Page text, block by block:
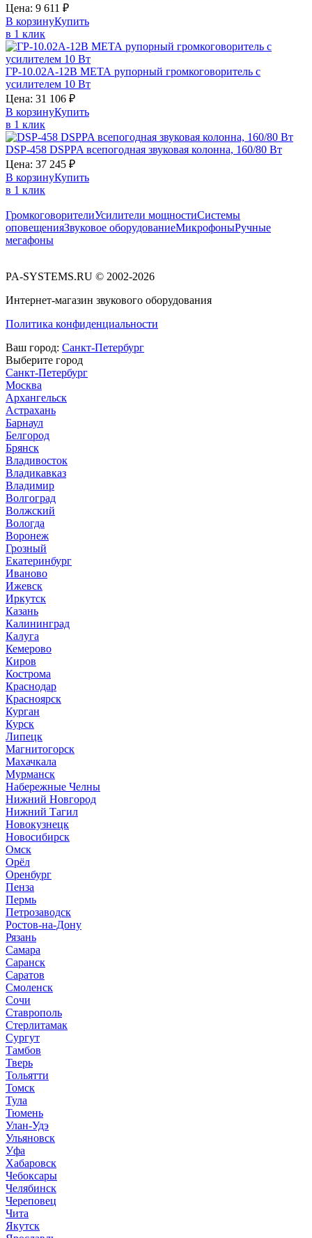
Цена: 9 611 ₽
В корзинуКупить
в 1 клик
ГР-10.02А-12В МЕТА рупорный громкоговоритель с
усилителем 10 Вт
Цена: 31 106 ₽
В корзинуКупить
в 1 клик
DSP-458 DSPPA всепогодная звуковая колонна, 160/80 Вт
Цена: 37 245 ₽
В корзинуКупить
в 1 клик
ГромкоговорителиУсилители мощностиСистемы
оповещенияЗвуковое оборудованиеМикрофоныРучные
мегафоны
PA-SYSTEMS.RU © 2002-2026
Интернет-магазин звукового оборудования
Политика конфиденциальности
Ваш город: Санкт-Петербург
Выберите город
Санкт-Петербург
Москва
Архангельск
Астрахань
Барнаул
Белгород
Брянск
Владивосток
Владикавказ
Владимир
Волгоград
Волжский
Вологда
Воронеж
Грозный
Екатеринбург
Иваново
Ижевск
Иркутск
Казань
Калининград
Калуга
Кемерово
Киров
Кострома
Краснодар
Красноярск
Курган
Курск
Липецк
Магнитогорск
Махачкала
Мурманск
Набережные Челны
Нижний Новгород
Нижний Тагил
Новокузнецк
Новосибирск
Омск
Орёл
Оренбург
Пенза
Пермь
Петрозаводск
Ростов-на-Дону
Рязань
Самара
Саранск
Саратов
Смоленск
Сочи
Ставрополь
Стерлитамак
Сургут
Тамбов
Тверь
Тольятти
Томск
Тула
Тюмень
Улан-Удэ
Ульяновск
Уфа
Хабаровск
Чебоксары
Челябинск
Череповец
Чита
Якутск